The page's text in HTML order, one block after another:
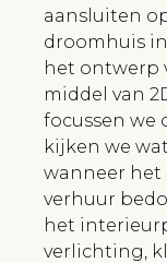
aansluiten
droomhuis
het ontwerp
middel van
focussen we
kijken we
wanneer het
verhuur
het
verlichting,